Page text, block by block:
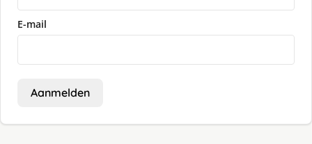
E-mail
Aanmelden